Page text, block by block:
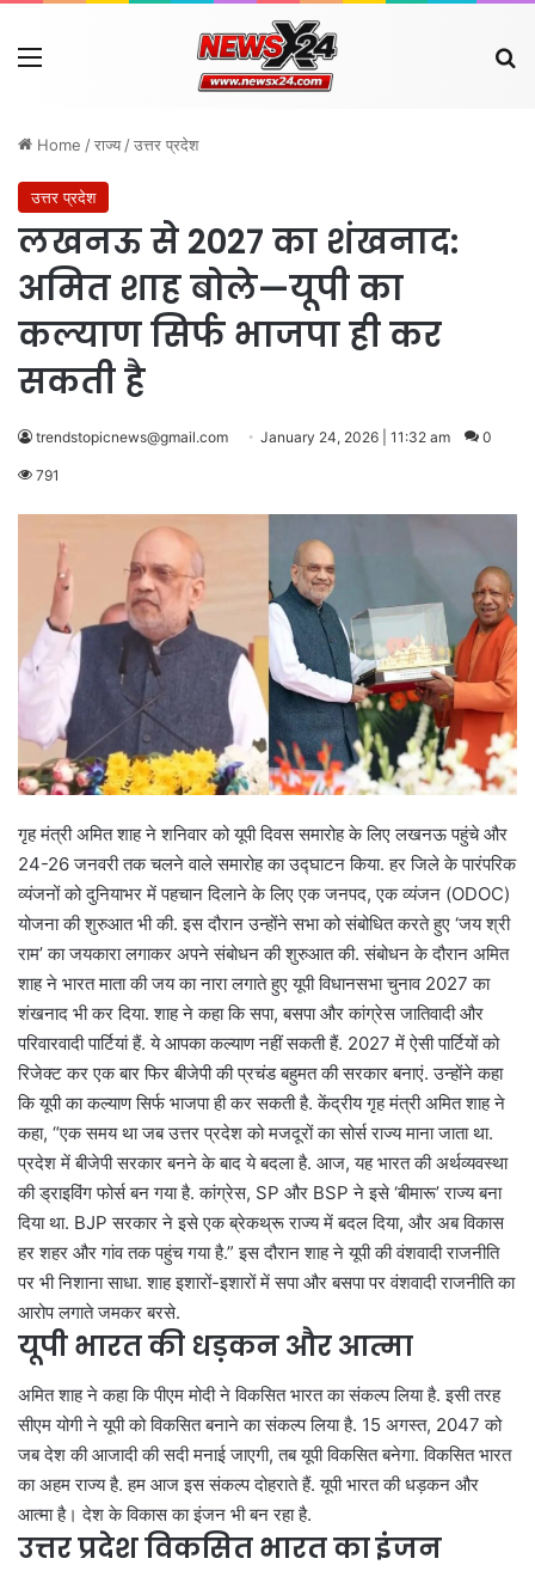
Menu
Home /राज्य /उत्तर प्रदेश
उत्तर प्रदेश
लखनऊ से 2027 का शंखनाद:
अमित शाह बोले—यूपी का
कल्याण सिर्फ भाजपा ही कर
सकती है
trendstopicnews@gmail.com January 24, 2026 | 11:32 am 0
791
गृह मंत्री अमित शाह ने शनिवार को यूपी दिवस समारोह के लिए लखनऊ पहुंचे और
24-26 जनवरी तक चलने वाले समारोह का उद्घाटन किया. हर जिले के पारंपरिक
व्यंजनों को दुनियाभर में पहचान दिलाने के लिए एक जनपद, एक व्यंजन (ODOC)
योजना की शुरुआत भी की. इस दौरान उन्होंने सभा को संबोधित करते हुए ‘जय श्री
राम’ का जयकारा लगाकर अपने संबोधन की शुरुआत की. संबोधन के दौरान अमित
शाह ने भारत माता की जय का नारा लगाते हुए यूपी विधानसभा चुनाव 2027 का
शंखनाद भी कर दिया. शाह ने कहा कि सपा, बसपा और कांग्रेस जातिवादी और
परिवारवादी पार्टियां हैं. ये आपका कल्याण नहीं सकती हैं. 2027 में ऐसी पार्टियों को
रिजेक्ट कर एक बार फिर बीजेपी की प्रचंड बहुमत की सरकार बनाएं. उन्होंने कहा
कि यूपी का कल्याण सिर्फ भाजपा ही कर सकती है. केंद्रीय गृह मंत्री अमित शाह ने
कहा, “एक समय था जब उत्तर प्रदेश को मजदूरों का सोर्स राज्य माना जाता था.
प्रदेश में बीजेपी सरकार बनने के बाद ये बदला है. आज, यह भारत की अर्थव्यवस्था
की ड्राइविंग फोर्स बन गया है. कांग्रेस, SP और BSP ने इसे ‘बीमारू’ राज्य बना
दिया था. BJP सरकार ने इसे एक ब्रेकथ्रू राज्य में बदल दिया, और अब विकास
हर शहर और गांव तक पहुंच गया है.” इस दौरान शाह ने यूपी की वंशवादी राजनीति
पर भी निशाना साधा. शाह इशारों-इशारों में सपा और बसपा पर वंशवादी राजनीति का
आरोप लगाते जमकर बरसे.
यूपी भारत की धड़कन और आत्मा
अमित शाह ने कहा कि पीएम मोदी ने विकसित भारत का संकल्प लिया है. इसी तरह
सीएम योगी ने यूपी को विकसित बनाने का संकल्प लिया है. 15 अगस्त, 2047 को
जब देश की आजादी की सदी मनाई जाएगी, तब यूपी विकसित बनेगा. विकसित भारत
का अहम राज्य है. हम आज इस संकल्प दोहराते हैं. यूपी भारत की धड़कन और
आत्मा है। देश के विकास का इंजन भी बन रहा है.
उत्तर प्रदेश विकसित भारत का इंजन